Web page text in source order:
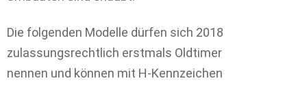
Die folgenden Modelle dürfen sich 2018
zulassungsrechtlich erstmals Oldtimer
nennen und können mit H-Kennzeichen